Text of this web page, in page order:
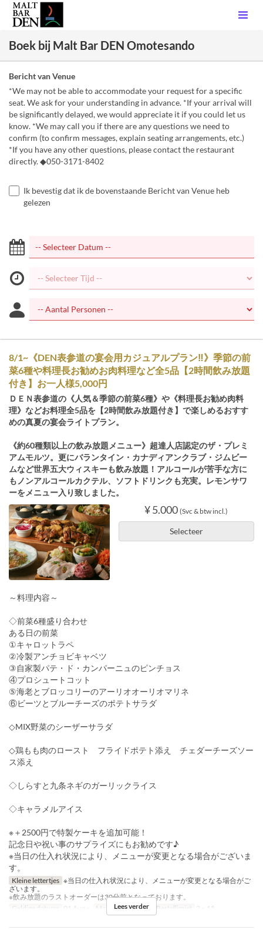
Boek bij Malt Bar DEN Omotesando
Bericht van Venue
*We may not be able to accommodate your request for a specific
seat. We ask for your understanding in advance. *If your arrival will
be significantly delayed, we would appreciate it if you could let us
know. *We may call you if there are any questions we need to
confirm (to confirm messages, explain seating arrangements, etc.)
*If you have any other questions, please contact the restaurant
directly. ◆050-3171-8402
Ik bevestig dat ik de bovenstaande Bericht van Venue heb
gelezen
8/1~《DEN表参道の宴会用カジュアルプラン‼》季節の前
菜6種や料理長お勧めお肉料理など全5品【2時間飲み放題
付き】お一人様5,000円
ＤＥＮ表参道の《人気＆季節の前菜6種》や《料理長お勧め肉料
理》などお料理全5品を【2時間飲み放題付き】で楽しめるおすす
めの真夏の宴会ライトプラン。
《約60種類以上の飲み放題メニュー》超達人店認定のザ・プレミ
アムモルツ。更にバランタイン・カナディアンクラブ・ジムビー
ムなど世界五大ウィスキーも飲み放題！アルコールが苦手な方に
もノンアルコールカクテル、ソフトドリンクも充実。レモンサワ
ーをメニュー入り致しました。
¥ 5.000 (Svc & btw incl.)
Selecteer
～料理内容～
◇前菜6種盛り合わせ
ある日の前菜
①キャロットラペ
②冷製アンチョビキャベツ
③自家製パテ・ド・カンパーニュのピンチョス
④プロシュートコット
⑤海老とブロッコリーのアーリオオーリオマリネ
⑥ビーツとブルーチーズのポテトサラダ
◇MIX野菜のシーザーサラダ
◇鶏もも肉のロースト フライドポテト添え チェダーチーズソー
ス添え
◇しらすと九条ネギのガーリックライス
◇キャラメルアイス
※＋2500円で特製ケーキを追加可能！
記念日や祝い事のサプライズにもお勧めです♪
※当日の仕入れ状況により、メニューが変更となる場合がございま
す。
Kleine lettertjes ※当日の仕入れ状況により、メニューが変更となる場合がご
ざいます。
※飲み放題のラストオーダーは30分前となっております。
Geldige datums
01 Aug ~ Maaltijden Diner Bestellimiet 3 ~ 15
Lees verder